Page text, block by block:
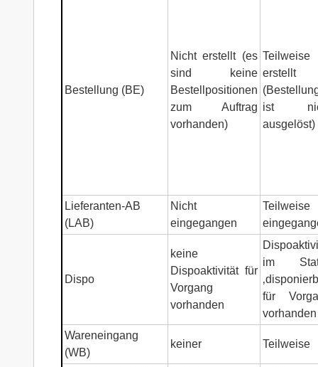
Bestellung (BE)
Nicht erstellt (es
sind keine
Bestellpositionen
zum Auftrag
vorhanden)
Teilweise
erstellt
ist
ausgelöst)
Lieferanten-AB
(LAB)
Nicht
eingegangen
Teilweise
Dispo
keine
Dispoaktivität für
Vorgang
vorhanden
im
für
vorhanden
Wareneingang
(WB)
keiner Teilweise